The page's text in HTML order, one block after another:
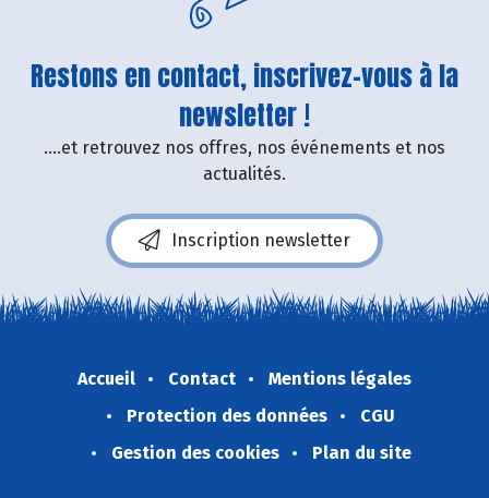
Restons en contact, inscrivez-vous à la
newsletter !
....et retrouvez nos offres, nos événements et nos
actualités.
Inscription newsletter
Accueil Contact
Mentions légales
Protection des données
CGU
Gestion des cookies
Plan du site